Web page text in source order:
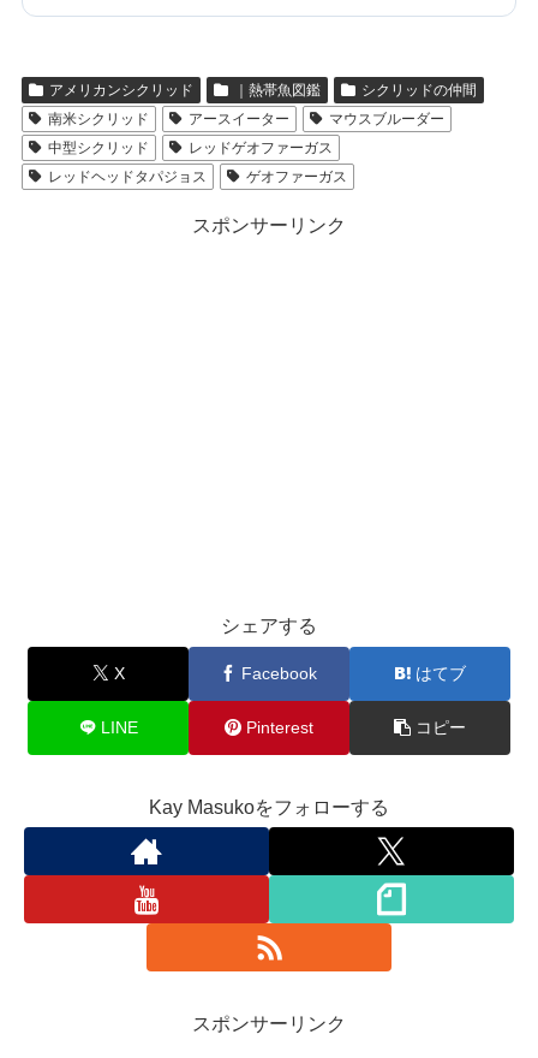
アメリカンシクリッド ｜熱帯魚図鑑
シクリッドの仲間
南米シクリッド
アースイーター
マウスブルーダー
中型シクリッド
レッドゲオファーガス
レッドヘッドタパジョス
ゲオファーガス
スポンサーリンク
シェアする
X Facebook はてブ
LINE Pinterest コピー
Kay Masukoをフォローする
スポンサーリンク